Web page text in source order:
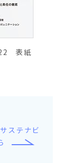
表紙
ステナビ